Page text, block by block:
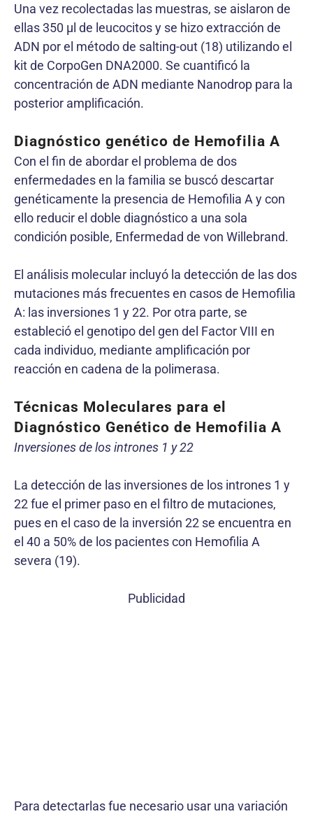
Una vez recolectadas las muestras, se aislaron de
ellas 350 µl de leucocitos y se hizo extracción de
ADN por el método de salting-out (18) utilizando el
kit de CorpoGen DNA2000. Se cuantificó la
concentración de ADN mediante Nanodrop para la
posterior amplificación.
Diagnóstico genético de Hemofilia A
Con el fin de abordar el problema de dos
enfermedades en la familia se buscó descartar
genéticamente la presencia de Hemofilia A y con
ello reducir el doble diagnóstico a una sola
condición posible, Enfermedad de von Willebrand.
El análisis molecular incluyó la detección de las dos
mutaciones más frecuentes en casos de Hemofilia
A: las inversiones 1 y 22. Por otra parte, se
estableció el genotipo del gen del Factor VIII en
cada individuo, mediante amplificación por
reacción en cadena de la polimerasa.
Técnicas Moleculares para el
Diagnóstico Genético de Hemofilia A
Inversiones de los intrones 1 y 22
La detección de las inversiones de los intrones 1 y
22 fue el primer paso en el filtro de mutaciones,
pues en el caso de la inversión 22 se encuentra en
el 40 a 50% de los pacientes con Hemofilia A
severa (19).
Publicidad
Para detectarlas fue necesario usar una variación